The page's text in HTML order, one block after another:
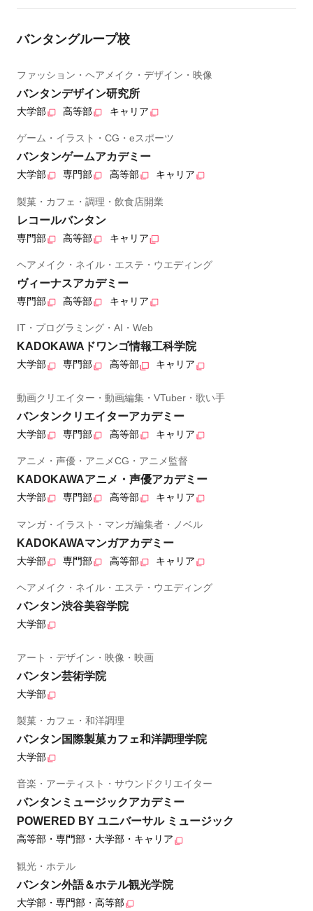
バンタングループ校
ファッション・ヘアメイク・デザイン・映像
バンタンデザイン研究所
大学部 高等部 キャリア
ゲーム・イラスト・CG・eスポーツ
バンタンゲームアカデミー
大学部 専門部 高等部 キャリア
製菓・カフェ・調理・飲食店開業
レコールバンタン
専門部 高等部 キャリア
ヘアメイク・ネイル・エステ・ウエディング
ヴィーナスアカデミー
専門部 高等部 キャリア
IT・プログラミング・AI・Web
KADOKAWAドワンゴ情報工科学院
大学部 専門部 高等部 キャリア
動画クリエイター・動画編集・VTuber・歌い手
バンタンクリエイターアカデミー
大学部 専門部 高等部 キャリア
アニメ・声優・アニメCG・アニメ監督
KADOKAWAアニメ・声優アカデミー
大学部 専門部 高等部 キャリア
マンガ・イラスト・マンガ編集者・ノベル
KADOKAWAマンガアカデミー
大学部 専門部 高等部 キャリア
ヘアメイク・ネイル・エステ・ウエディング
バンタン渋谷美容学院
大学部
アート・デザイン・映像・映画
バンタン芸術学院
大学部
製菓・カフェ・和洋調理
バンタン国際製菓カフェ和洋調理学院
大学部
音楽・アーティスト・サウンドクリエイター
バンタンミュージックアカデミー
POWERED BY ユニバーサル ミュージック
高等部・専門部・大学部・キャリア
観光・ホテル
バンタン外語＆ホテル観光学院
大学部・専門部・高等部